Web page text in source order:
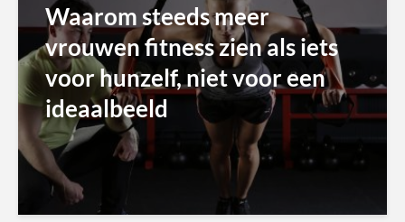
Waarom steeds meer
vrouwen fitness zien als iets
voor hunzelf, niet voor een
ideaalbeeld